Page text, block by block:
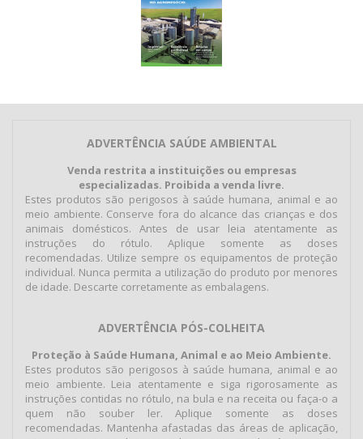
ADVERTÊNCIA SAÚDE AMBIENTAL
Venda restrita a instituições ou empresas
especializadas. Proibida a venda livre.
Estes produtos são perigosos à saúde humana, animal e ao
meio ambiente. Conserve fora do alcance das crianças e dos
animais domésticos. Antes de usar leia atentamente as
instruções do rótulo. Aplique somente as doses
recomendadas. Utilize sempre os equipamentos de proteção
individual. Nunca permita a utilização do produto por menores
de idade. Descarte corretamente as embalagens.
ADVERTÊNCIA PÓS-COLHEITA
Proteção à Saúde Humana, Animal e ao Meio Ambiente.
Estes produtos são perigosos à saúde humana, animal e ao
meio ambiente. Leia atentamente e siga rigorosamente as
instruções contidas no rótulo, na bula e na receita ou faça-o a
quem não souber ler. Aplique somente as doses
recomendadas. Mantenha afastadas das áreas de aplicação,